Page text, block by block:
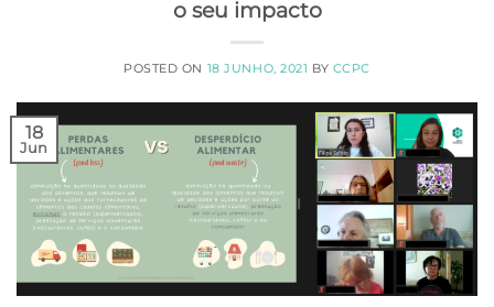
o seu impacto
POSTED ON 18 JUNHO, 2021 BY CCPC
18
Jun